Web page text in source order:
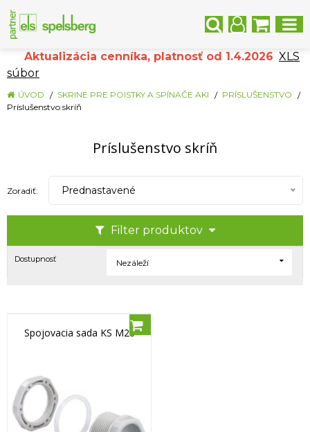
Aktualizácia cenníka, platnosť od 1.4.2026 XLS
súbor
ÚVOD SKRINE PRE POISTKY A SPÍNAČE AKI
PRÍSLUŠENSTVO
Príslušenstvo skríň
Príslušenstvo skríň
Filter produktov
Zoradiť: Prednastavené
Dostupnosť Nezáleží
Spojovacia sada KS M20